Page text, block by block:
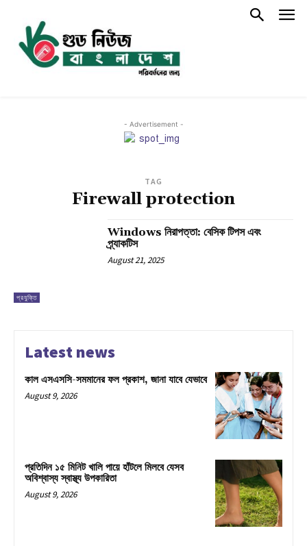
- Advertisement -
TAG
Firewall protection
প্রযুক্তি
Windows নিরাপত্তা: বেসিক টিপস এবং
প্র্যাকটিস
August 21, 2025
Latest news
কাল এসএসসি-সমমানের ফল প্রকাশ, জানা যাবে যেভাবে
August 9, 2026
প্রতিদিন ১৫ মিনিট খালি পায়ে হাঁটলে মিলবে যেসব
অবিশ্বাস্য স্বাস্থ্য উপকারিতা
August 9, 2026